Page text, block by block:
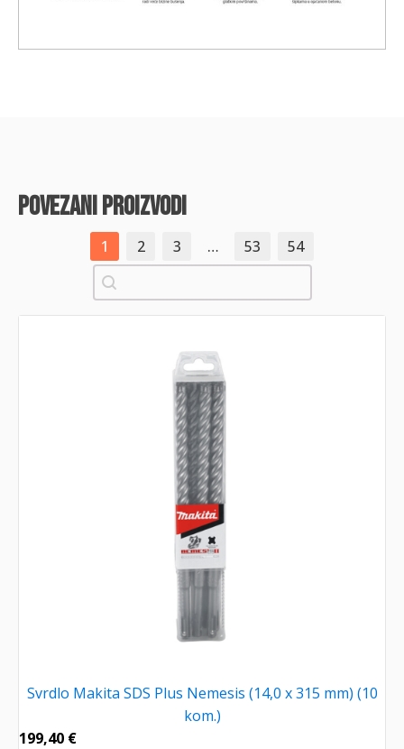
povezani proizvodi
1 2 3 … 53
54
Pretraži
Svrdlo Makita SDS Plus Nemesis (14,0 x 315 mm) (10
kom.)
199,40 €